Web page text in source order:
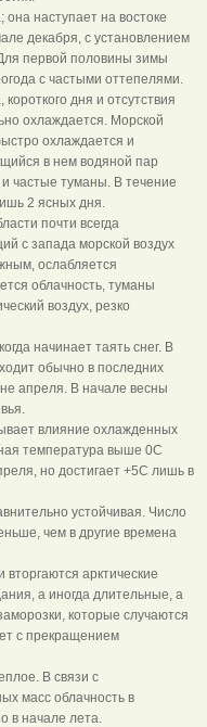
наступает на востоке
декабря, с установлением
первой половины зимы
с частыми оттепелями.
дня и отсутствия
охлаждается. Морской
охлаждается и
в нем водяной пар
частые туманы. В течение
2 ясных дня.
почти всегда
с запада морской воздух
ослабляется
облачность, туманы
воздух, резко
начинает таять снег. В
обычно в последних
апреля. В начале весны
влияние охлажденных
температура выше 0С
но достигает +5С лишь в
устойчивая. Число
чем в другие времена
арктические
а иногда длительные, а
которые случаются
с прекращением
В связи с
масс облачность в
в начале лета.